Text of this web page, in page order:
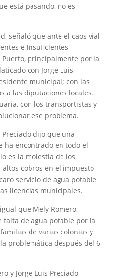
está pasando, no es
señaló que ante el caos vial
e insuficientes
Puerto, principalmente por la
con Jorge Luis
municipal; con las
a las diputaciones locales,
con los transportistas y
ese problema.
Preciado dijo que una
ha encontrado en todo el
es la molestia de los
cobros en el impuesto
servicio de agua potable
licencias municipales.
que Mely Romero,
falta de agua potable por la
de varias colonias y
problemática después del 6
y Jorge Luis Preciado